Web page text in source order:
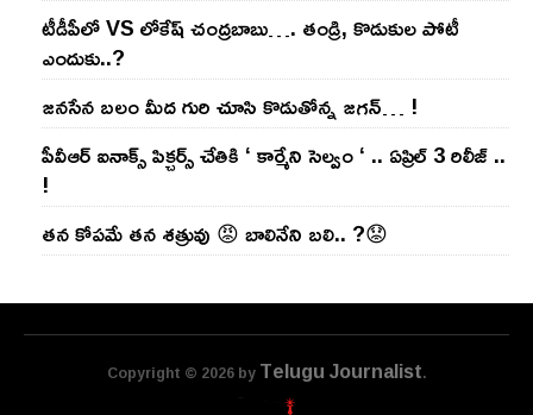
టీడీపీలో VS లోకేష్ చంద్ర‌బాబు…. తండ్రి, కొడుకుల పోటీ
ఎందుకు..?
జ‌న‌సేన బ‌లం మీద గురి చూసి కొడుతోన్న జ‌గ‌న్‌… !
పీవీఆర్ ఐనాక్స్ పిక్చర్స్ చేతికి ‘ కార్మేని సెల్వం ‘ .. ఏప్రిల్ 3 రిలీజ్ ..
!
తన కోపమే తన శత్రువు 😡 బాలినేని బలి.. ?😟
Copyright © 2026 byTelugu Journalist.